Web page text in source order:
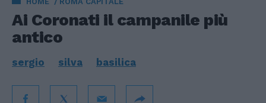
Ai Coronati il campanile più
antico
sergio silva basilica